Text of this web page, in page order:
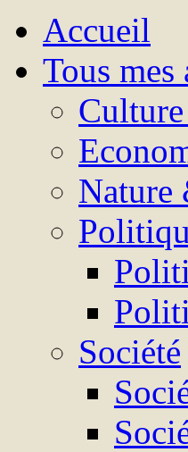
Accueil
Tous mes
Nature
Société